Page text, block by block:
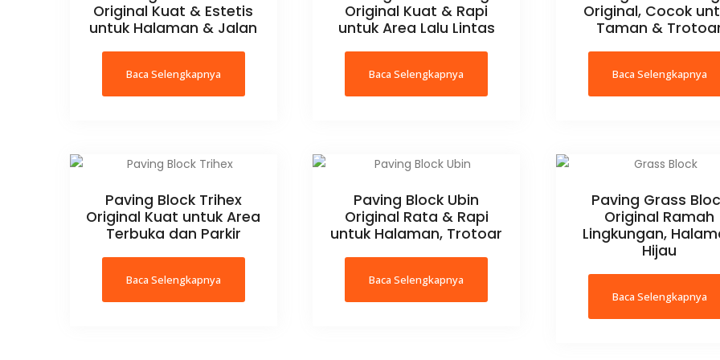
Original Kuat & Estetis
untuk Halaman & Jalan
Baca Selengkapnya
Original Kuat & Rapi
untuk Area Lalu Lintas
Baca Selengkapnya
Original, Cocok
Taman &
Baca Selengkapnya
Paving Block Trihex
Original Kuat untuk Area
Terbuka dan Parkir
Baca Selengkapnya
Paving Block Ubin
Original Rata & Rapi
untuk Halaman, Trotoar
Baca Selengkapnya
Paving Grass
Original Ramah
Lingkungan,
Hijau
Baca Selengkapnya